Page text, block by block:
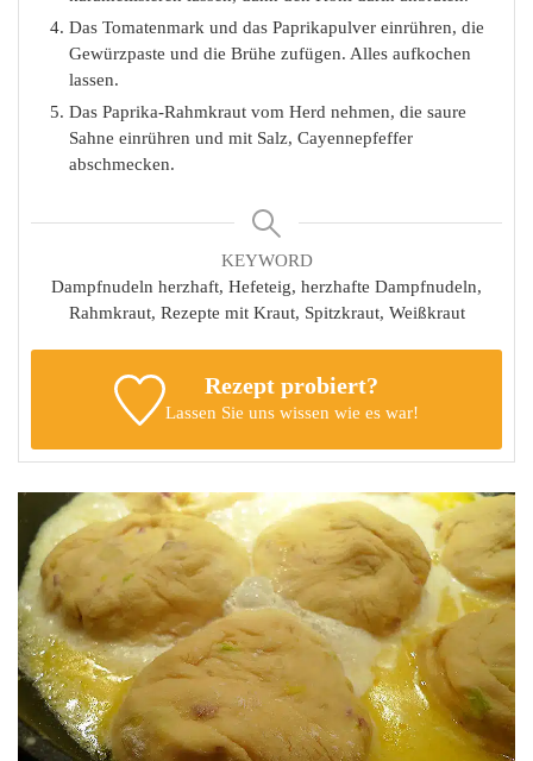
Das Tomatenmark und das Paprikapulver einrühren, die
Gewürzpaste und die Brühe zufügen. Alles aufkochen
lassen.
Das Paprika-Rahmkraut vom Herd nehmen, die saure
Sahne einrühren und mit Salz, Cayennepfeffer
abschmecken.
KEYWORD
Dampfnudeln herzhaft, Hefeteig, herzhafte Dampfnudeln,
Rahmkraut, Rezepte mit Kraut, Spitzkraut, Weißkraut
Rezept probiert?
Lassen Sie uns wissen wie es war!